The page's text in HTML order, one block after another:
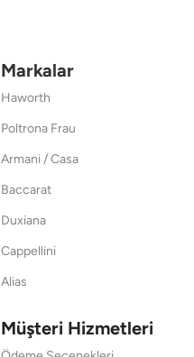
Markalar
Haworth
Poltrona Frau
Armani / Casa
Baccarat
Duxiana
Cappellini
Alias
Müşteri Hizmetleri